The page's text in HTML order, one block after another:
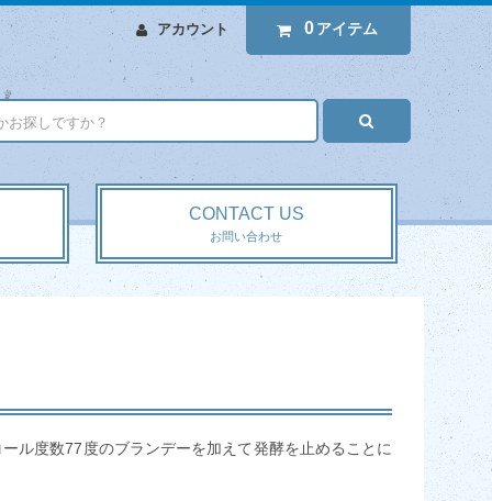
アカウント 0 アイテム
CONTACT US
お問い合わせ
ル度数77度のブランデーを加えて発酵を止めることに